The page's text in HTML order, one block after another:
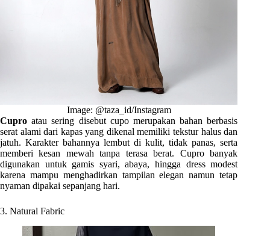
Image: @taza_id/Instagram
Cupro atau sering disebut cupo merupakan bahan berbasis
serat alami dari kapas yang dikenal memiliki tekstur halus dan
jatuh. Karakter bahannya lembut di kulit, tidak panas, serta
memberi kesan mewah tanpa terasa berat. Cupro banyak
digunakan untuk gamis syari, abaya, hingga dress modest
karena mampu menghadirkan tampilan elegan namun tetap
nyaman dipakai sepanjang hari.
3. Natural Fabric